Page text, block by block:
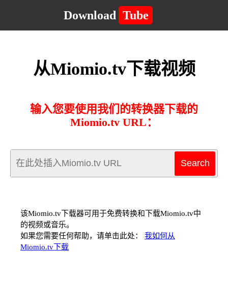
Download Tube
从Miomio.tv下载视频
输入您要使用我们的转换器下载的
Miomio.tv URL：
该Miomio.tv下载器可用于免费转换和下载Miomio.tv中
的视频或音乐。
如果您需要任何帮助，请单击此处： 我如何从
Miomio.tv下载